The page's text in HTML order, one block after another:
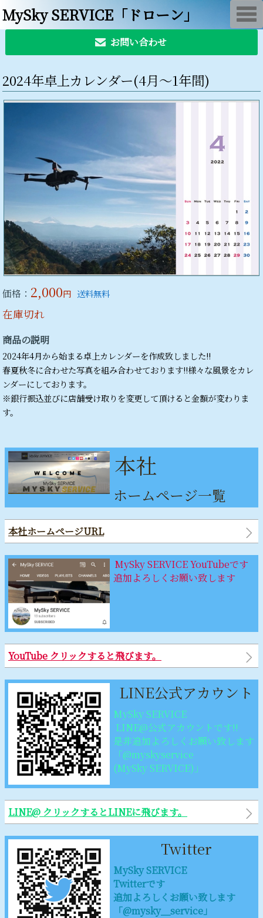
MySky SERVICE「ドローン」
お問い合わせ
2024年卓上カレンダー(4月〜1年間)
価格： 2,000円 送料無料
在庫切れ
商品の説明
2024年4月から始まる卓上カレンダーを作成致しました‼︎
春夏秋冬に合わせた写真を組み合わせております‼︎様々な風景をカレ
ンダーにしております。
※銀行振込並びに店舗受け取りを変更して頂けると金額が変わりま
す。
本社
ホームページ一覧
本社ホームページURL
MySky SERVICE YouTubeです
追加よろしくお願い致します
YouTube クリックすると飛びます。
LINE公式アカウント
MySky SERVICE
LINE@公式アカウントです‼︎
是非追加よろしくお願い致します
「@myskyservice
(MySky SERVICE)」
LINE@ クリックするとLINEに飛びます。
Twitter
MySky SERVICE
Twitterです
追加よろしくお願い致します
「@mysky＿service」
T
o
g
e
i
g